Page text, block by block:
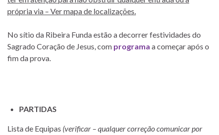
própria via – Ver mapa de localizações.
No sítio da Ribeira Funda estão a decorrer festividades do
Sagrado Coração de Jesus, com programa a começar após o
fim da prova.
PARTIDAS
Lista de Equipas (verificar – qualquer correção comunicar por